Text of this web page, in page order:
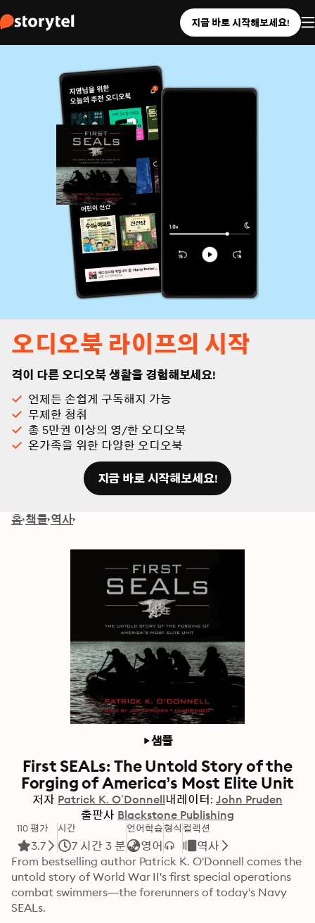
지금 바로 시작해보세요!
오디오북 라이프의 시작
격이 다른 오디오북 생활을 경험해보세요!
언제든 손쉽게 구독해지 가능
무제한 청취
총 5만권 이상의 영/한 오디오북
온가족을 위한 다양한 오디오북
지금 바로 시작해보세요!
홈 책들 역사
샘플
First SEALs: The Untold Story of the
Forging of America’s Most Elite Unit
저자 Patrick K. O’Donnell내레이터: John Pruden
출판사 Blackstone Publishing
110 평가
3.7
시간
7 시간 3 분
언어학습
영어
형식 컬렉션
역사
From bestselling author Patrick K. O'Donnell comes the
untold story of World War II's first special operations
combat swimmers—the forerunners of today's Navy
SEALs.